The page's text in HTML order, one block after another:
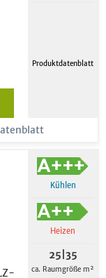
Produktdatenblatt
Kühlen
Heizen
25|35
ca. Raumgröße m²